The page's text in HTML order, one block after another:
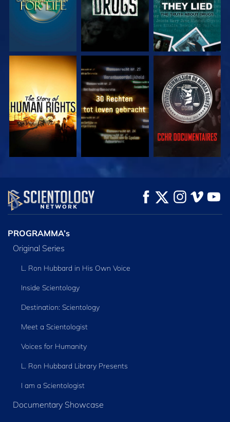
KIJK KIJK KIJK
KIJK VERKEN DE SERIE
PROGRAMMA’s
Original Series
L. Ron Hubbard in His Own Voice
Inside Scientology
Destination: Scientology
Meet a Scientologist
Voices for Humanity
L. Ron Hubbard Library Presents
I am a Scientologist
Documentary Showcase